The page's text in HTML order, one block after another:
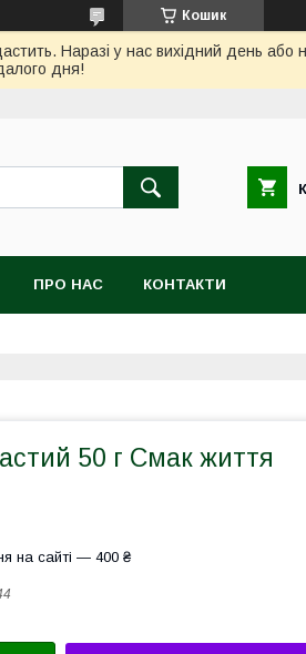
Кошик
Наразі у нас вихідний день або
дня!
ПРО НАС КОНТАКТИ
50 г Смак життя
на сайті — 400 ₴